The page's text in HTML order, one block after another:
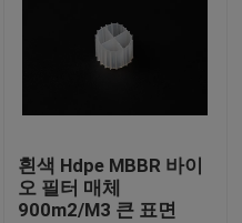
흰색 Hdpe MBBR 바이
오 필터 매체
900m2/M3 큰 표면